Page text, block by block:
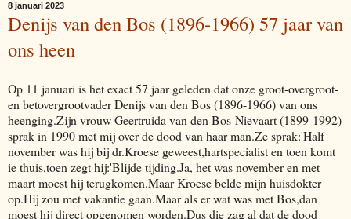
8 januari 2023
Denijs van den Bos (1896-1966) 57 jaar van
ons heen
Op 11 januari is het exact 57 jaar geleden dat onze groot-overgroot-
en betovergrootvader Denijs van den Bos (1896-1966) van ons
heenging.Zijn vrouw Geertruida van den Bos-Nievaart (1899-1992)
sprak in 1990 met mij over de dood van haar man.Ze sprak:'Half
november was hij bij dr.Kroese geweest,hartspecialist en toen komt
ie thuis,toen zegt hij:'Blijde tijding.Ja, het was november en met
maart moest hij terugkomen.Maar Kroese belde mijn huisdokter
op.Hij zou met vakantie gaan.Maar als er wat was met Bos,dan
moest hij direct opgenomen worden.Dus die zag al dat de dood